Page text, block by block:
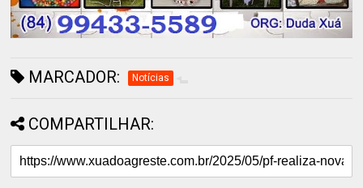
MARCADOR: Notícias
COMPARTILHAR: